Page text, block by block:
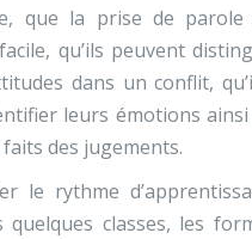
que la prise de
qu’ils peuvent
dans un conflit,
leurs émotions
des jugements.
le rythme
quelques classes, les